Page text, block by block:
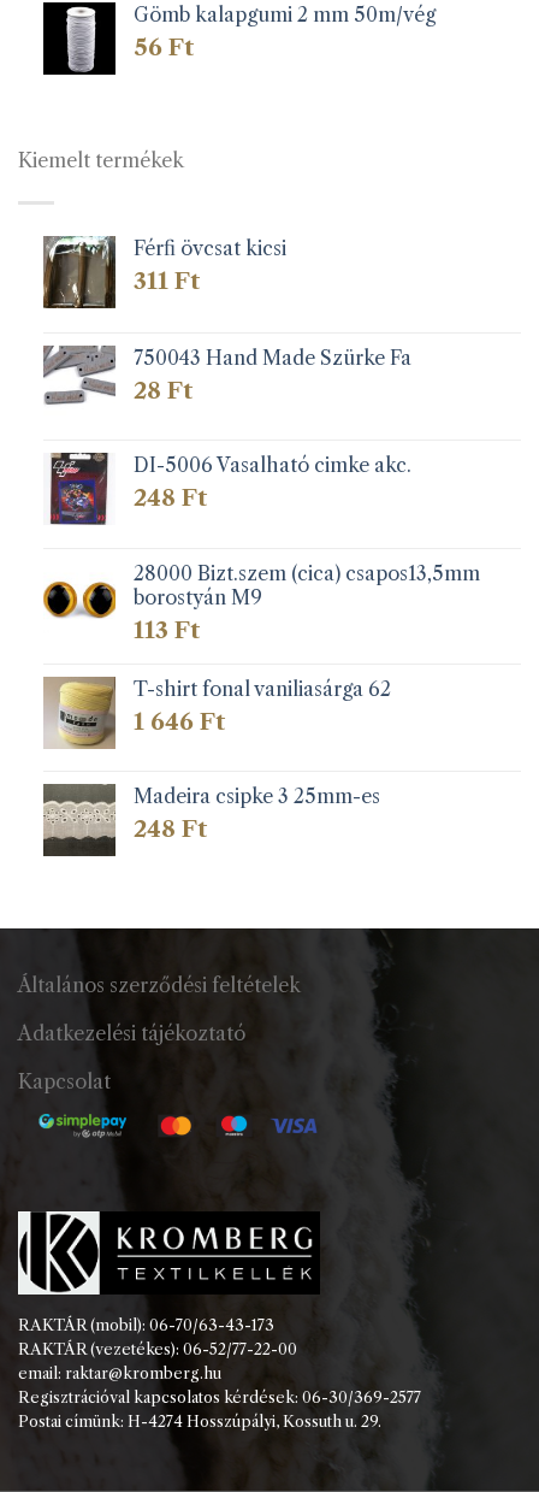
Gömb kalapgumi 2 mm 50m/vég
56 Ft
Kiemelt termékek
Férfi övcsat kicsi
311 Ft
750043 Hand Made Szürke Fa
28 Ft
DI-5006 Vasalható cimke akc.
248 Ft
28000 Bizt.szem (cica) csapos13,5mm
borostyán M9
113 Ft
T-shirt fonal vaniliasárga 62
1 646 Ft
Madeira csipke 3 25mm-es
248 Ft
Általános szerződési feltételek
Adatkezelési tájékoztató
Kapcsolat
RAKTÁR (mobil): 06-70/63-43-173
RAKTÁR (vezetékes): 06-52/77-22-00
email: raktar@kromberg.hu
Regisztrációval kapcsolatos kérdések: 06-30/369-2577
Postai címünk: H-4274 Hosszúpályi, Kossuth u. 29.